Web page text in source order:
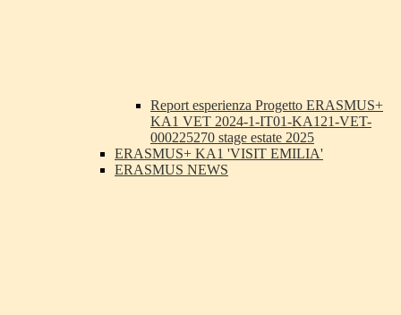
Report esperienza Progetto ERASMUS+
KA1 VET 2024-1-IT01-KA121-VET-
000225270 stage estate 2025
ERASMUS+ KA1 'VISIT EMILIA'
ERASMUS NEWS